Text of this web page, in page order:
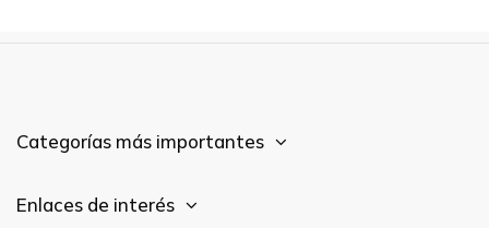
Categorías más importantes
Enlaces de interés